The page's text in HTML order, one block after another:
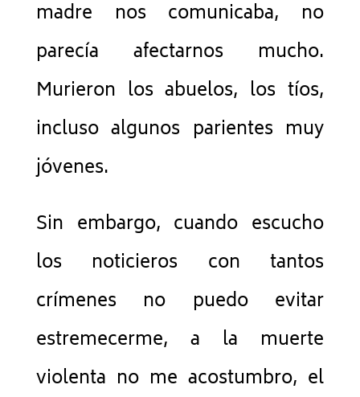
madre nos comunicaba, no
parecía afectarnos mucho.
Murieron los abuelos, los tíos,
incluso algunos parientes muy
jóvenes.
Sin embargo, cuando escucho
los noticieros con tantos
crímenes no puedo evitar
estremecerme, a la muerte
violenta no me acostumbro, el